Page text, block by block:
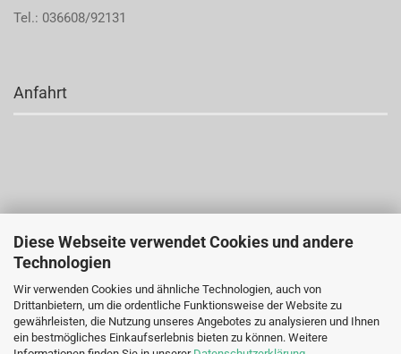
Diese Webseite verwendet Cookies und andere
Technologien
Wir verwenden Cookies und ähnliche Technologien, auch von
Drittanbietern, um die ordentliche Funktionsweise der Website zu
gewährleisten, die Nutzung unseres Angebotes zu analysieren und Ihnen
ein bestmögliches Einkaufserlebnis bieten zu können. Weitere
Tel.: 036608/92131
Anfahrt